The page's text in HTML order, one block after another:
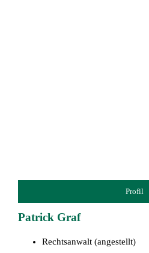
Profil
Patrick Graf
Rechtsanwalt (angestellt)